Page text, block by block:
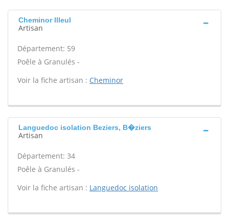
Cheminor Illeul
Artisan
Département: 59
Poêle à Granulés -
Voir la fiche artisan : Cheminor
Languedoc isolation Beziers, B�ziers
Artisan
Département: 34
Poêle à Granulés -
Voir la fiche artisan : Languedoc isolation